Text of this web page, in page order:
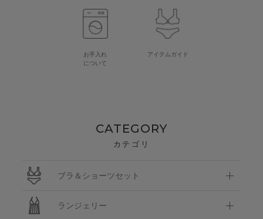
お手入れ
について
アイテムガイド
CATEGORY
カテゴリ
ブラ＆ショーツセット
ランジェリー